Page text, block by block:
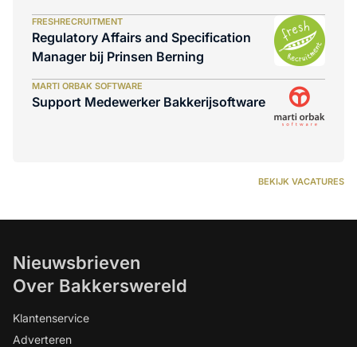
FRESHRECRUITMENT
Regulatory Affairs and Specification
Manager bij Prinsen Berning
MARTI ORBAK SOFTWARE
Support Medewerker Bakkerijsoftware
BEKIJK VACATURES
Nieuwsbrieven
Over Bakkerswereld
Klantenservice
Adverteren